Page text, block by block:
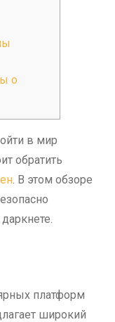
о
в мир
обратить
. В этом обзоре
платформ
широкий